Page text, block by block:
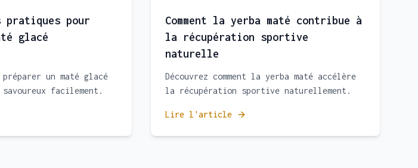
pratiques pour
glacé
préparer un maté glacé
facilement.
Comment la yerba maté contribue à
la récupération sportive
naturelle
Découvrez comment la yerba maté accélère
la récupération sportive naturellement.
Lire l'article